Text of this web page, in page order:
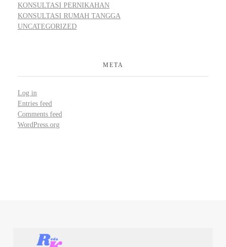
KONSULTASI PERNIKAHAN
KONSULTASI RUMAH TANGGA
UNCATEGORIZED
META
Log in
Entries feed
Comments feed
WordPress.org